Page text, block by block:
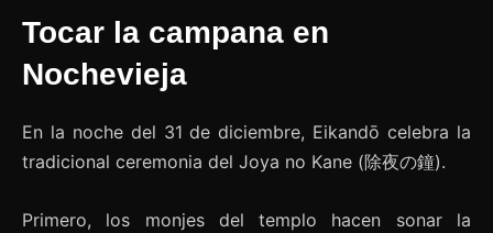
Tocar la campana en
Nochevieja
En la noche del 31 de diciembre, Eikandō celebra la
tradicional ceremonia del Joya no Kane (除夜の鐘).
Primero, los monjes del templo hacen sonar la